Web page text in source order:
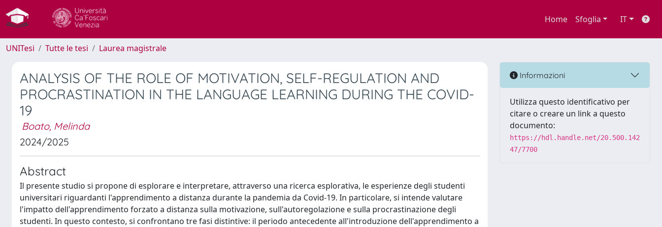
Home Sfoglia IT
UNITesi Tutte le tesi Laurea magistrale
ANALYSIS OF THE ROLE OF MOTIVATION, SELF-REGULATION AND
PROCRASTINATION IN THE LANGUAGE LEARNING DURING THE COVID-
19
Boato, Melinda
2024/2025
Abstract
Il presente studio si propone di esplorare e interpretare, attraverso una ricerca esplorativa, le esperienze degli studenti
universitari riguardanti l'apprendimento a distanza durante la pandemia da Covid-19. In particolare, si intende valutare
l'impatto dell'apprendimento forzato a distanza sulla motivazione, sull'autoregolazione e sulla procrastinazione degli
studenti. In questo contesto, si confrontano tre fasi distintive: il periodo antecedente all'introduzione dell'apprendimento a
Informazioni
Utilizza questo identificativo per
citare o creare un link a questo
documento:
https://hdl.handle.net/20.500.142
47/7700